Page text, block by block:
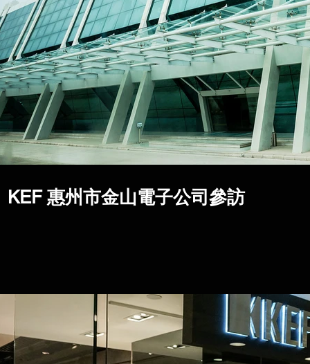
KEF 惠州市金山電子公司參訪